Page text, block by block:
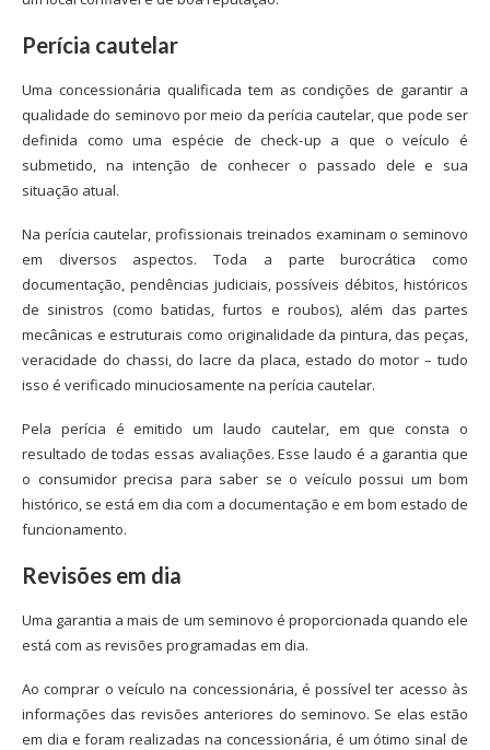
Perícia cautelar
Uma concessionária qualificada tem as condições de garantir a
qualidade do seminovo por meio da perícia cautelar, que pode ser
definida como uma espécie de check-up a que o veículo é
submetido, na intenção de conhecer o passado dele e sua
situação atual.
Na perícia cautelar, profissionais treinados examinam o seminovo
em diversos aspectos. Toda a parte burocrática como
documentação, pendências judiciais, possíveis débitos, históricos
de sinistros (como batidas, furtos e roubos), além das partes
mecânicas e estruturais como originalidade da pintura, das peças,
veracidade do chassi, do lacre da placa, estado do motor – tudo
isso é verificado minuciosamente na perícia cautelar.
Pela perícia é emitido um laudo cautelar, em que consta o
resultado de todas essas avaliações. Esse laudo é a garantia que
o consumidor precisa para saber se o veículo possui um bom
histórico, se está em dia com a documentação e em bom estado de
funcionamento.
Revisões em dia
Uma garantia a mais de um seminovo é proporcionada quando ele
está com as revisões programadas em dia.
Ao comprar o veículo na concessionária, é possível ter acesso às
informações das revisões anteriores do seminovo. Se elas estão
em dia e foram realizadas na concessionária, é um ótimo sinal de